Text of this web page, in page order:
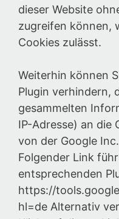
dieser Website
zugreifen können,
Cookies zulässt.
Weiterhin können
Plugin verhindern,
gesammelten
IP-Adresse) an die
von der Google
Folgender Link
entsprechenden
https://
hl=de Alternativ